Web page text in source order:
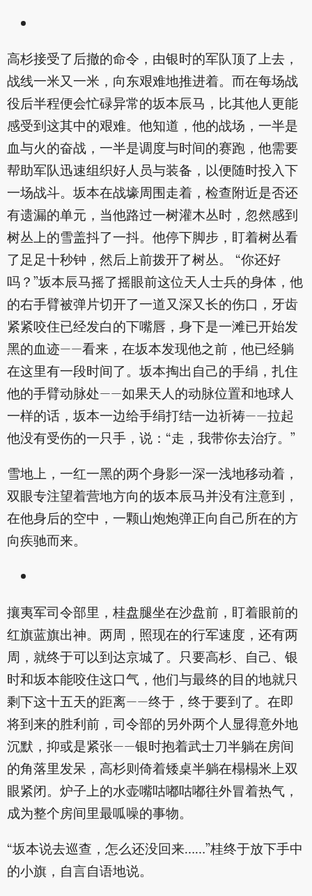
高杉接受了后撤的命令，由银时的军队顶了上去，
战线一米又一米，向东艰难地推进着。而在每场战
役后半程便会忙碌异常的坂本辰马，比其他人更能
感受到这其中的艰难。他知道，他的战场，一半是
血与火的奋战，一半是调度与时间的赛跑，他需要
帮助军队迅速组织好人员与装备，以便随时投入下
一场战斗。坂本在战壕周围走着，检查附近是否还
有遗漏的单元，当他路过一树灌木丛时，忽然感到
树丛上的雪盖抖了一抖。他停下脚步，盯着树丛看
了足足十秒钟，然后上前拨开了树丛。 “你还好
吗？”坂本辰马摇了摇眼前这位天人士兵的身体，他
的右手臂被弹片切开了一道又深又长的伤口，牙齿
紧紧咬住已经发白的下嘴唇，身下是一滩已开始发
黑的血迹——看来，在坂本发现他之前，他已经躺
在这里有一段时间了。坂本掏出自己的手绢，扎住
他的手臂动脉处——如果天人的动脉位置和地球人
一样的话，坂本一边给手绢打结一边祈祷——拉起
他没有受伤的一只手，说：“走，我带你去治疗。”
雪地上，一红一黑的两个身影一深一浅地移动着，
双眼专注望着营地方向的坂本辰马并没有注意到，
在他身后的空中，一颗山炮炮弹正向自己所在的方
向疾驰而来。
攘夷军司令部里，桂盘腿坐在沙盘前，盯着眼前的
红旗蓝旗出神。两周，照现在的行军速度，还有两
周，就终于可以到达京城了。只要高杉、自己、银
时和坂本能咬住这口气，他们与最终的目的地就只
剩下这十五天的距离——终于，终于要到了。在即
将到来的胜利前，司令部的另外两个人显得意外地
沉默，抑或是紧张——银时抱着武士刀半躺在房间
的角落里发呆，高杉则倚着矮桌半躺在榻榻米上双
眼紧闭。炉子上的水壶嘴咕嘟咕嘟往外冒着热气，
成为整个房间里最呱噪的事物。
“坂本说去巡查，怎么还没回来……”桂终于放下手中
的小旗，自言自语地说。